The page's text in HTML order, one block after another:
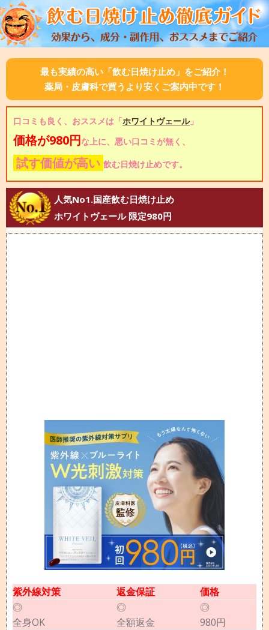
最も実績の高い「飲む日焼け止め」をご紹介！
薬局・皮膚科で買うより安くご案内中です！
口コミも良く、おススメは「ホワイトヴェール」
価格が980円な上に、悪い口コミが無く、
試す価値が高い 飲む日焼け止めです。
人気No1.国産飲む日焼け止め
ホワイトヴェール 限定980円
紫外線対策 返金保証
価格
◎
全身OK
◎
全額返金
◎
980円